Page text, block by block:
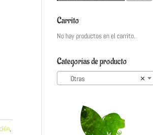
,
Carrito
No hay productos en el carrito.
Categorías de producto
×
Otras